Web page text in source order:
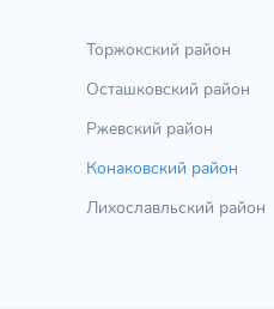
Торжокский район
Осташковский район
Ржевский район
Конаковский район
Лихославльский район